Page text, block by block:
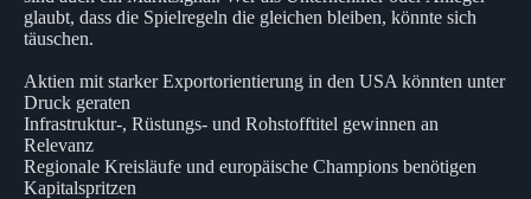
glaubt, dass die Spielregeln die gleichen bleiben, könnte sich
täuschen.
Aktien mit starker Exportorientierung in den USA könnten unter
Druck geraten
Infrastruktur-, Rüstungs- und Rohstofftitel gewinnen an
Relevanz
Regionale Kreisläufe und europäische Champions benötigen
Kapitalspritzen